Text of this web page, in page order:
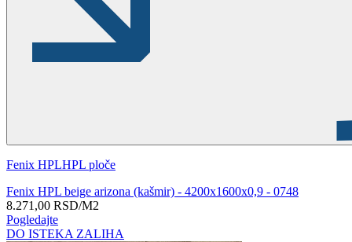
Fenix HPLHPL ploče
Fenix HPL beige arizona (kašmir) - 4200x1600x0,9 - 0748
8.271,00 RSD/M2
Pogledajte
DO ISTEKA ZALIHA